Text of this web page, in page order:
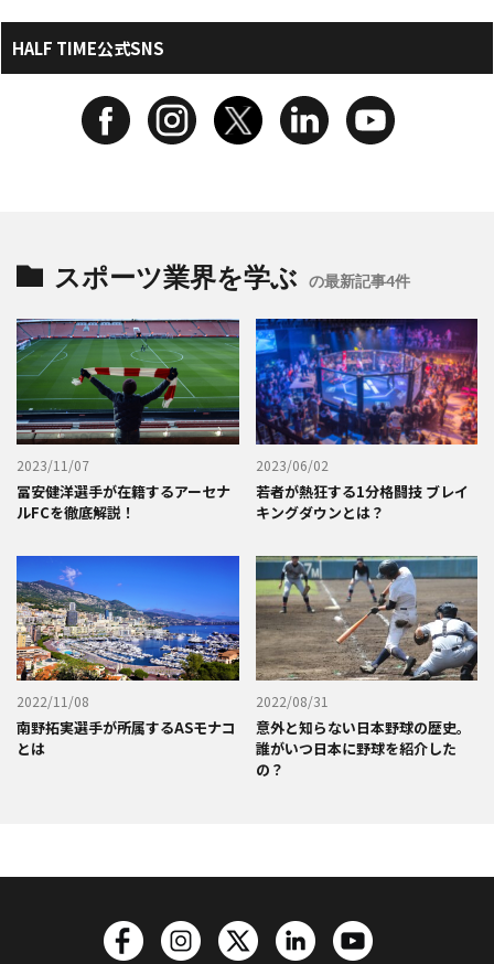
HALF TIME公式SNS
スポーツ業界を学ぶ の最新記事4件
2023/11/07
冨安健洋選手が在籍するアーセナ
ルFCを徹底解説！
2023/06/02
若者が熱狂する1分格闘技 ブレイ
キングダウンとは？
2022/11/08
南野拓実選手が所属するASモナコ
とは
2022/08/31
意外と知らない日本野球の歴史。
誰がいつ日本に野球を紹介した
の？